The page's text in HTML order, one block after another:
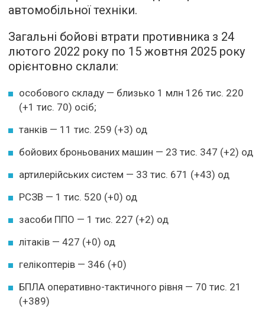
автомобільної техніки.
Загальні бойові втрати противника з 24
лютого 2022 року по 15 жовтня 2025 року
орієнтовно склали:
особового складу — близько 1 млн 126 тис. 220
(+1 тис. 70) осіб;
танків — 11 тис. 259 (+3) од
бойових броньованих машин — 23 тис. 347 (+2) од
артилерійських систем — 33 тис. 671 (+43) од
РСЗВ — 1 тис. 520 (+0) од
засоби ППО — 1 тис. 227 (+2) од
літаків — 427 (+0) од
гелікоптерів — 346 (+0)
БПЛА оперативно-тактичного рівня — 70 тис. 21
(+389)